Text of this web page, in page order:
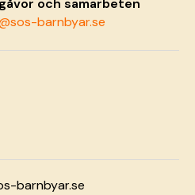
och samarbeten
barnbyar.se
barnbyar.se